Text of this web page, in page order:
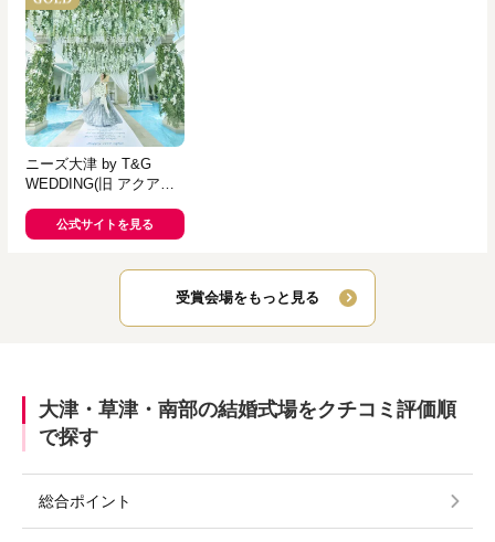
ニーズ大津 by T&G
WEDDING(旧 アクアテ
公式サイトを見る
受賞会場をもっと見る
大津・草津・南部の結婚式場をクチコミ評価順
で探す
総合ポイント